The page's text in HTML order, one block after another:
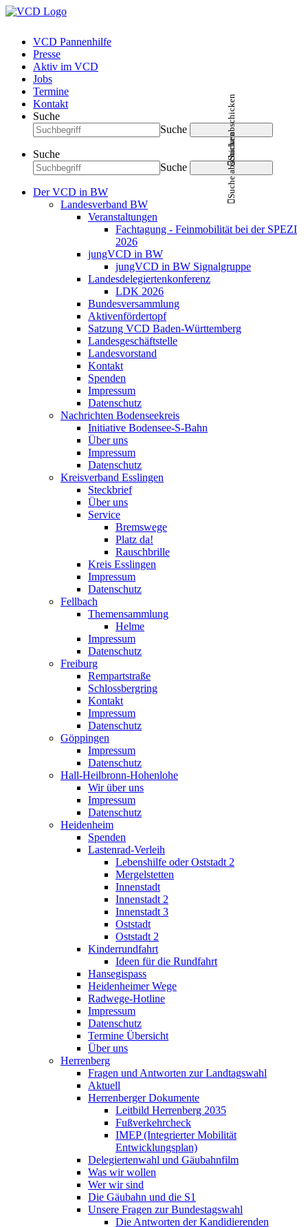
VCD Pannenhilfe
Presse
Aktiv im VCD
Jobs
Termine
Kontakt
Suche
Suche
Suche abschicken
Suche
Suche
Suche abschicken
Der VCD in BW
Landesverband BW
Veranstaltungen
Fachtagung - Feinmobilität bei der SPEZI
2026
jungVCD in BW
jungVCD in BW Signalgruppe
Landesdelegiertenkonferenz
LDK 2026
Bundesversammlung
Aktivenfördertopf
Satzung VCD Baden-Württemberg
Landesgeschäftstelle
Landesvorstand
Kontakt
Spenden
Impressum
Datenschutz
Nachrichten Bodenseekreis
Initiative Bodensee-S-Bahn
Über uns
Impressum
Datenschutz
Kreisverband Esslingen
Steckbrief
Über uns
Service
Bremswege
Platz da!
Rauschbrille
Kreis Esslingen
Impressum
Datenschutz
Fellbach
Themensammlung
Helme
Impressum
Datenschutz
Freiburg
Rempartstraße
Schlossbergring
Kontakt
Impressum
Datenschutz
Göppingen
Impressum
Datenschutz
Hall-Heilbronn-Hohenlohe
Wir über uns
Impressum
Datenschutz
Heidenheim
Spenden
Lastenrad-Verleih
Lebenshilfe oder Oststadt 2
Mergelstetten
Innenstadt
Innenstadt 2
Innenstadt 3
Oststadt
Oststadt 2
Kinderrundfahrt
Ideen für die Rundfahrt
Hansegispass
Heidenheimer Wege
Radwege-Hotline
Impressum
Datenschutz
Termine Übersicht
Über uns
Herrenberg
Fragen und Antworten zur Landtagswahl
Aktuell
Herrenberger Dokumente
Leitbild Herrenberg 2035
Fußverkehrcheck
IMEP (Integrierter Mobilität
Entwicklungsplan)
Delegiertenwahl und Gäubahnfilm
Was wir wollen
Wer wir sind
Die Gäubahn und die S1
Unsere Fragen zur Bundestagswahl
Die Antworten der Kandidierenden